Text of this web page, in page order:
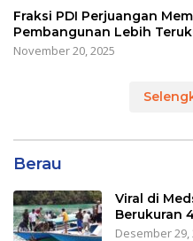
Fraksi PDI Perjuangan
Pembangunan Lebih
November 20, 2025
Berau
Viral di
Berukuran
Desember 29,